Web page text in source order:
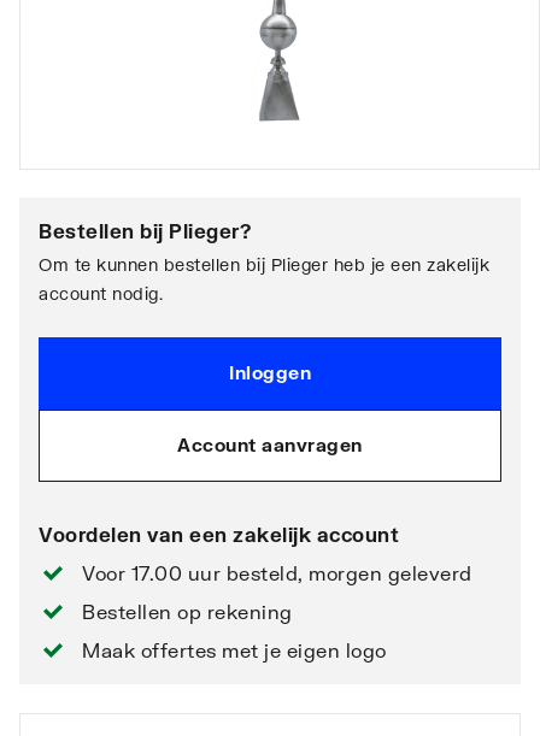
Bestellen bij Plieger?
Om te kunnen bestellen bij Plieger heb je een zakelijk
account nodig.
Inloggen
Account aanvragen
Voordelen van een zakelijk account
Voor 17.00 uur besteld, morgen geleverd
Bestellen op rekening
Maak offertes met je eigen logo